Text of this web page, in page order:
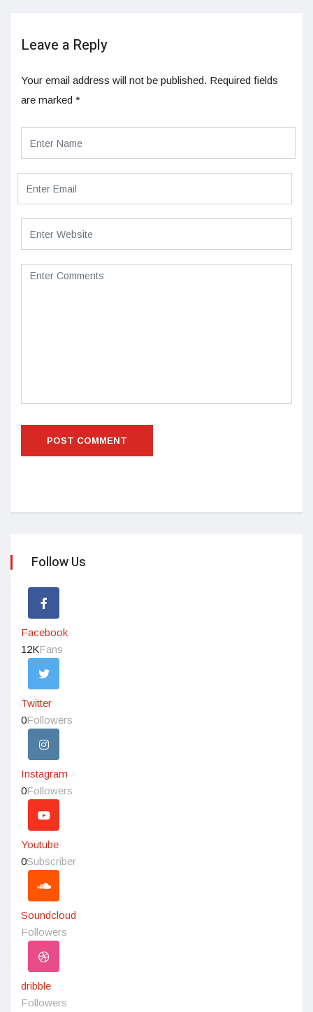
Leave a Reply
Your email address will not be published. Required fields
are marked *
Follow Us
Facebook
12KFans
Twitter
0Followers
Instagram
0Followers
Youtube
0Subscriber
Soundcloud
Followers
dribble
Followers